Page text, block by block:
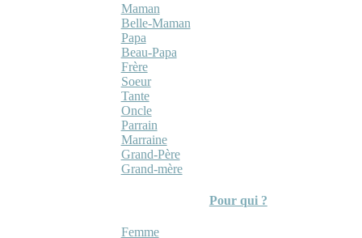
Maman
Belle-Maman
Papa
Beau-Papa
Frère
Soeur
Tante
Oncle
Parrain
Marraine
Grand-Père
Grand-mère
Pour qui ?
Femme